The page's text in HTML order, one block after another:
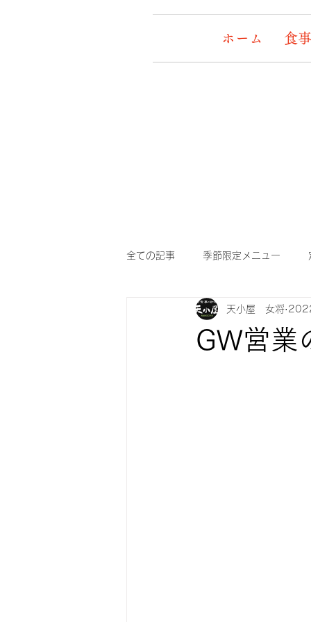
ホーム 食
全ての記事 季節限定メニュー
デッキワンコ イケメン&女盛
GW営業
天小屋 女将